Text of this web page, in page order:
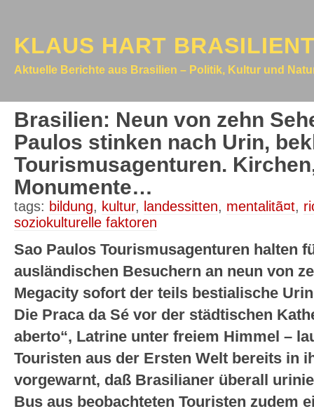
KLAUS HART
Aktuelle Berichte aus Brasilien – Politik, Kultur und
Brasilien: Neun von zehn
Paulos stinken nach Urin,
Tourismusagenturen.
Monumente…
tags: bildung, kultur, landessitten, mentalitã¤t,
soziokulturelle faktoren
Sao Paulos Tourismusagenturen halten
ausländischen Besuchern an neun von
Megacity sofort der teils bestialische
Die Praca da Sé vor der städtischen
aberto“, Latrine unter freiem Himmel –
Touristen aus der Ersten Welt bereits in
vorgewarnt, daß Brasilianer überall
Bus aus beobachteten Touristen zudem